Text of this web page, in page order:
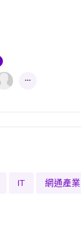
IT 網通產業